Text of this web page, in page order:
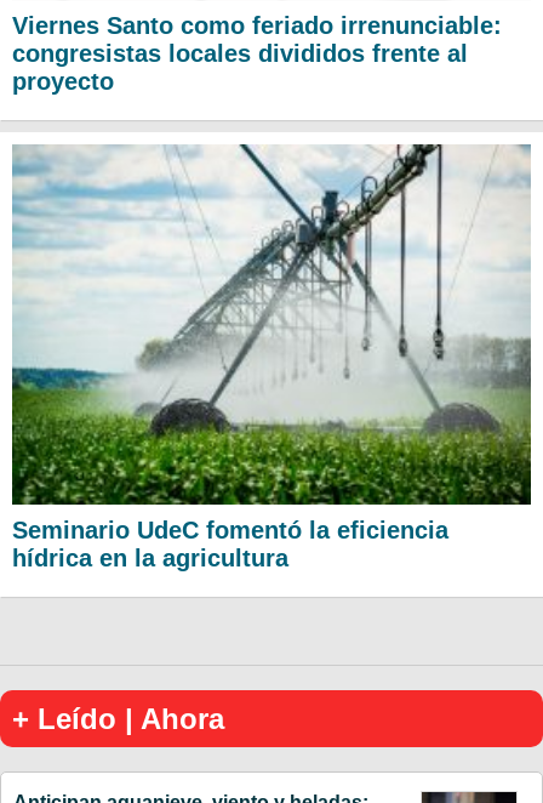
Viernes Santo como feriado irrenunciable:
congresistas locales divididos frente al
proyecto
Seminario UdeC fomentó la eficiencia
hídrica en la agricultura
+ Leído | Ahora